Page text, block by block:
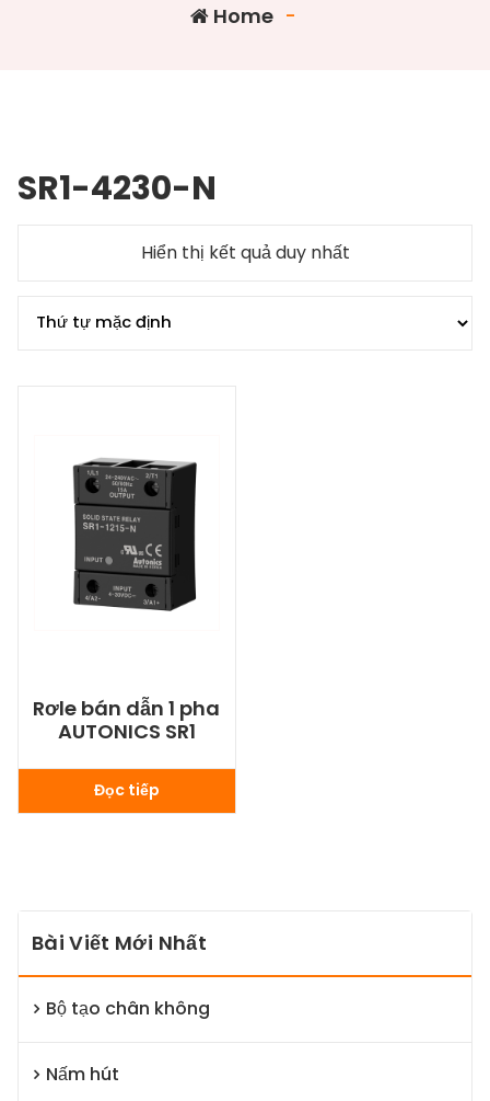
Home -
SR1-4230-N
Hiển thị kết quả duy nhất
Rơle bán dẫn 1 pha
AUTONICS SR1
Đọc tiếp
Bài Viết Mới Nhất
Bộ tạo chân không
Nấm hút